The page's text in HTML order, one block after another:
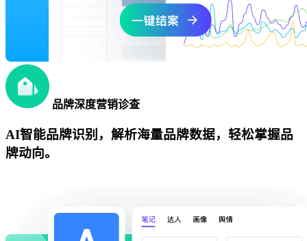
品牌深度营销诊查
AI智能品牌识别，解析海量品牌数据，轻松掌握品
牌动向。